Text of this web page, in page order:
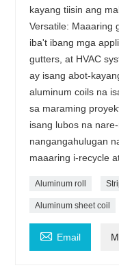
kayang tiisin ang
Versatile: Maaaring
iba't ibang mga
gutters, at HVAC
ay isang abot-
aluminum coils na
sa maraming
isang lubos na
nangangahulugan
maaaring i-recycle
Aluminum roll
Aluminum sheet coil
 Email